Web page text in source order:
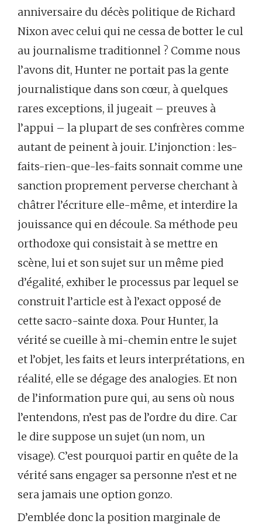
anniversaire du décès politique de Richard
Nixon avec celui qui ne cessa de botter le cul
au journalisme traditionnel ? Comme nous
l’avons dit, Hunter ne portait pas la gente
journalistique dans son cœur, à quelques
rares exceptions, il jugeait – preuves à
l’appui – la plupart de ses confrères comme
autant de peinent à jouir. L’injonction : les-
faits-rien-que-les-faits sonnait comme une
sanction proprement perverse cherchant à
châtrer l’écriture elle-même, et interdire la
jouissance qui en découle. Sa méthode peu
orthodoxe qui consistait à se mettre en
scène, lui et son sujet sur un même pied
d’égalité, exhiber le processus par lequel se
construit l’article est à l’exact opposé de
cette sacro-sainte doxa. Pour Hunter, la
vérité se cueille à mi-chemin entre le sujet
et l’objet, les faits et leurs interprétations, en
réalité, elle se dégage des analogies. Et non
de l’information pure qui, au sens où nous
l’entendons, n’est pas de l’ordre du dire. Car
le dire suppose un sujet (un nom, un
visage). C’est pourquoi partir en quête de la
vérité sans engager sa personne n’est et ne
sera jamais une option gonzo.
D’emblée donc la position marginale de